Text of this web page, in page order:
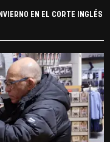
EN EL CORTE INGLÉS